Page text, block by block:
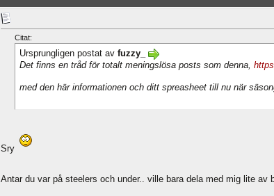
Citat:
Ursprungligen postat av fuzzy_
Det finns en tråd för totalt meningslösa posts som denna,
med den här informationen och ditt spreasheet till nu när
Sry
Antar du var på steelers och under.. ville bara dela med mig lite